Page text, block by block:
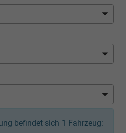
befindet sich 1 Fahrzeug: